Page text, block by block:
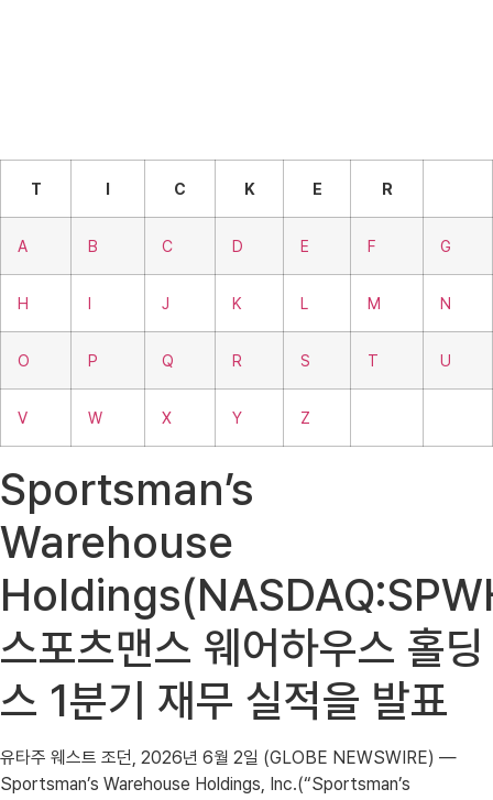
T I C K E R
A B C D E F G
H I J K L M N
O P Q R S T U
V W X Y Z
Sportsman’s
Warehouse
스포츠맨스 웨어하우스 홀딩
스 1분기 재무 실적을 발표
유타주 웨스트 조던, 2026년 6월 2일 (GLOBE NEWSWIRE) —
Sportsman’s Warehouse Holdings, Inc.(“Sportsman’s